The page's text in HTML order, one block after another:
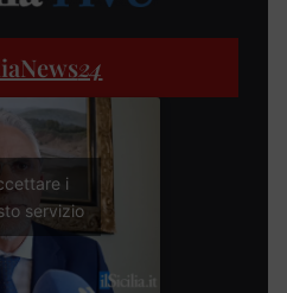
24
i
servizio